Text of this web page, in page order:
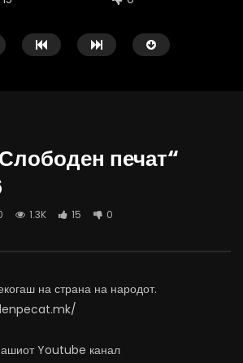
0
0
1.1K 11
печат“
1.3K 15 0
на страна на народот.
Youtube канал